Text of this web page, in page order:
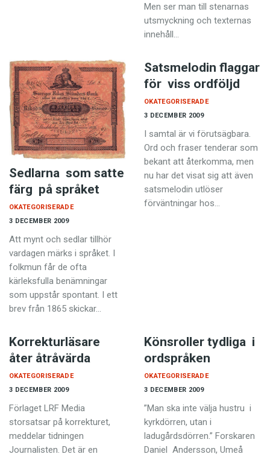
Men ser man till stenarnas
utsmyckning och texternas
innehåll…
Sedlarna som satte
färg på språket
3 DECEMBER 2009
OKATEGORISERADE
Att mynt och sedlar tillhör
vardagen märks i språket. I
folkmun får de ofta
kärleksfulla benämningar
som uppstår spontant. I ett
brev från 1865 skickar…
Satsmelodin flaggar
för viss ordföljd
3 DECEMBER 2009
OKATEGORISERADE
I samtal är vi förutsägbara.
Ord och fraser tenderar som
bekant att återkomma, men
nu har det visat sig att även
satsmelodin utlöser
förväntningar hos…
Korrekturläsare
åter åtråvärda
3 DECEMBER 2009
OKATEGORISERADE
Förlaget LRF Media
storsatsar på korrekturet,
meddelar tidningen
Journalisten. Det är en
Könsroller tydliga i
ordspråken
3 DECEMBER 2009
OKATEGORISERADE
”Man ska inte välja hustru i
kyrkdörren, utan i
ladugårdsdörren.” Forskaren
Daniel Andersson, Umeå